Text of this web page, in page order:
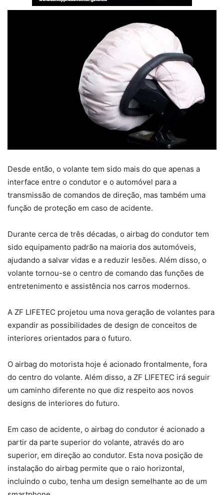
Desde então, o volante tem sido mais do que apenas a
interface entre o condutor e o automóvel para a
transmissão de comandos de direção, mas também uma
função de proteção em caso de acidente.
Durante cerca de três décadas, o airbag do condutor tem
sido equipamento padrão na maioria dos automóveis,
ajudando a salvar vidas e a reduzir lesões. Além disso, o
volante tornou-se o centro de comando das funções de
entretenimento e assistência nos carros modernos.
A ZF LIFETEC projetou uma nova geração de volantes para
expandir as possibilidades de design de conceitos de
interiores orientados para o futuro.
O airbag do motorista hoje é acionado frontalmente, fora
do centro do volante. Além disso, a ZF LIFETEC irá seguir
um caminho diferente no que diz respeito aos novos
designs de interiores do futuro.
Em caso de acidente, o airbag do condutor é acionado a
partir da parte superior do volante, através do aro
superior, em direção ao condutor. Esta nova posição de
instalação do airbag permite que o raio horizontal,
incluindo o cubo, tenha um design semelhante ao de um